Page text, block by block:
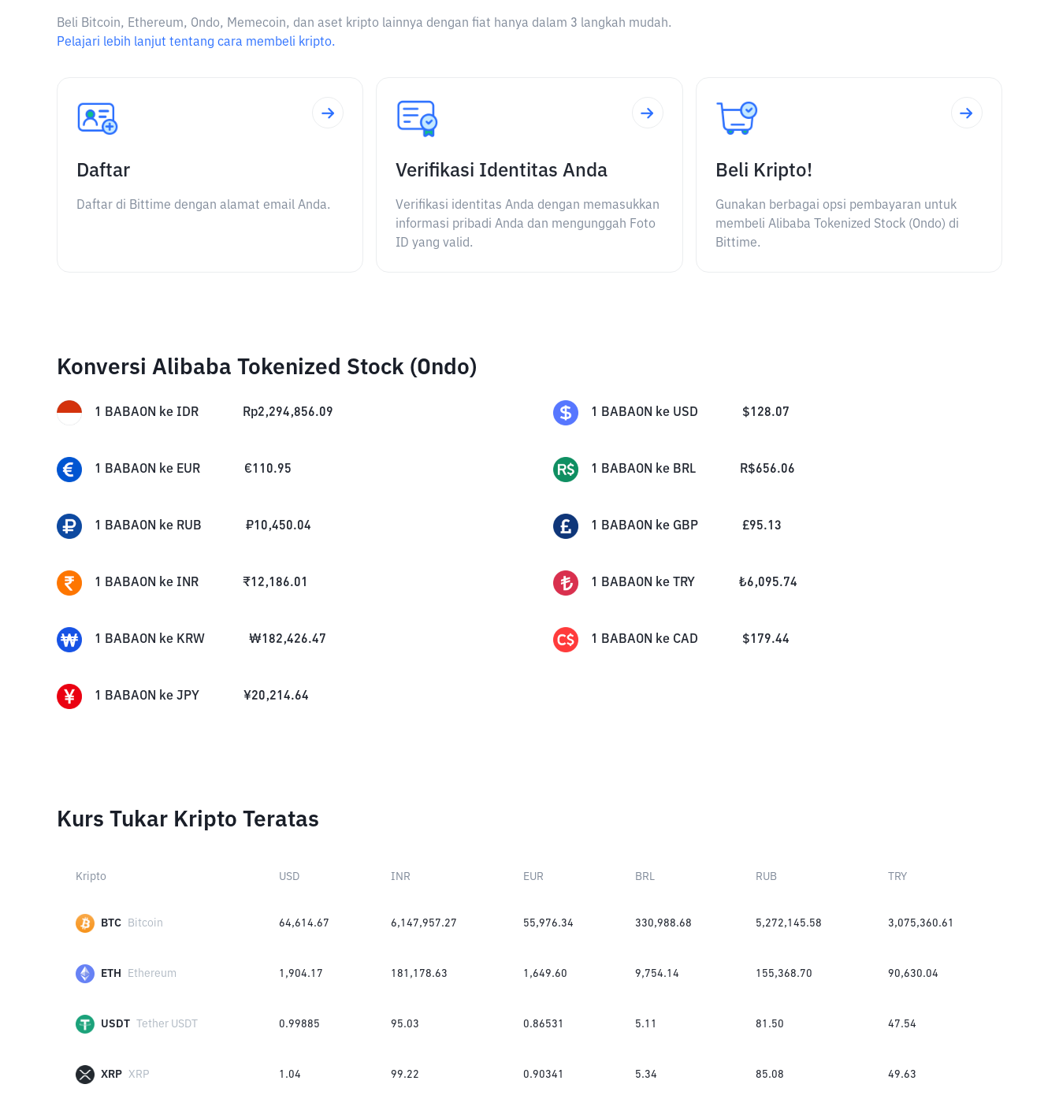
Beli Bitcoin, Ethereum, Ondo, Memecoin, dan aset kripto lainnya dengan fiat hanya dalam 3 langkah mudah.
Pelajari lebih lanjut tentang cara membeli kripto.
Daftar
Daftar di Bittime dengan alamat email Anda.
Verifikasi Identitas Anda
Verifikasi identitas Anda dengan memasukkan
informasi pribadi Anda dan mengunggah Foto
ID yang valid.
Beli Kripto!
Gunakan berbagai opsi pembayaran untuk
membeli Alibaba Tokenized Stock (Ondo) di
Bittime.
Konversi Alibaba Tokenized Stock (Ondo)
1 BABAON ke IDR Rp2,294,856.09 1 BABAON ke USD $128.07
1 BABAON ke EUR €110.95 1 BABAON ke BRL R$656.06
1 BABAON ke RUB ₽10,450.04 1 BABAON ke GBP £95.13
1 BABAON ke INR ₹12,186.01 1 BABAON ke TRY ₺6,095.74
1 BABAON ke KRW ₩182,426.47 1 BABAON ke CAD $179.44
1 BABAON ke JPY ¥20,214.64
Kurs Tukar Kripto Teratas
Kripto USD INR EUR BRL RUB TRY
BTC Bitcoin 64,614.67 6,147,957.27 55,976.34 330,988.68 5,272,145.58 3,075,360.61
ETH Ethereum 1,904.17 181,178.63 1,649.60 9,754.14 155,368.70 90,630.04
USDT Tether USDT 0.99885 95.03 0.86531 5.11 81.50 47.54
XRP XRP 1.04 99.22 0.90341 5.34 85.08 49.63